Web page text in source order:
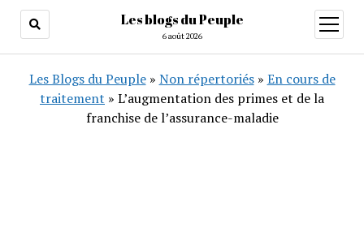
Les blogs du Peuple
6 août 2026
ouvrir
menu
Les Blogs du Peuple» Non répertoriés» En cours de
traitement » L’augmentation des primes et de la
franchise de l’assurance-maladie